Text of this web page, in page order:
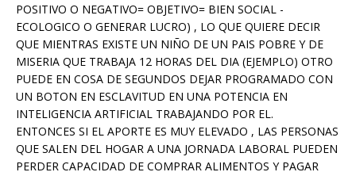
POSITIVO O NEGATIVO= OBJETIVO= BIEN SOCIAL -
ECOLOGICO O GENERAR LUCRO) , LO QUE QUIERE DECIR
QUE MIENTRAS EXISTE UN NIÑO DE UN PAIS POBRE Y DE
MISERIA QUE TRABAJA 12 HORAS DEL DIA (EJEMPLO) OTRO
PUEDE EN COSA DE SEGUNDOS DEJAR PROGRAMADO CON
UN BOTON EN ESCLAVITUD EN UNA POTENCIA EN
INTELIGENCIA ARTIFICIAL TRABAJANDO POR EL.
ENTONCES SI EL APORTE ES MUY ELEVADO , LAS PERSONAS
QUE SALEN DEL HOGAR A UNA JORNADA LABORAL PUEDEN
PERDER CAPACIDAD DE COMPRAR ALIMENTOS Y PAGAR